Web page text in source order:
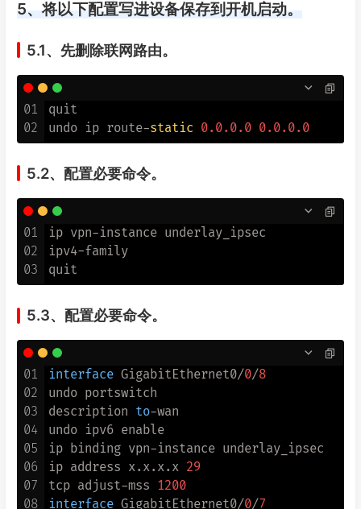
5、将以下配置写进设备保存到开机启动。
5.1、先删除联网路由。
01
02
quit
undo ip route-static 0.0.0.0 0.0.0.0
5.2、配置必要命令。
01
02
03
ip vpn-instance underlay_ipsec
ipv4-family
5.3、配置必要命令。
01
02
03
04
05
06
07
08
interface GigabitEthernet0/0/8
undo portswitch
description to-wan
undo ipv6 enable
ip binding vpn-instance underlay_ipsec
ip address x.x.x.x 29
tcp adjust-mss 1200
interface GigabitEthernet0/0/7